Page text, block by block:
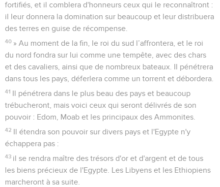
fortifiés, et il comblera d'honneurs ceux qui le reconnaîtront :
il leur donnera la domination sur beaucoup et leur distribuera
des terres en guise de récompense.
40 » Au moment de la fin, le roi du sud l’affrontera, et le roi
du nord fondra sur lui comme une tempête, avec des chars
et des cavaliers, ainsi que de nombreux bateaux. Il pénétrera
dans tous les pays, déferlera comme un torrent et débordera.
41 Il pénétrera dans le plus beau des pays et beaucoup
trébucheront, mais voici ceux qui seront délivrés de son
pouvoir : Edom, Moab et les principaux des Ammonites.
42 Il étendra son pouvoir sur divers pays et l'Egypte n'y
échappera pas :
43 il se rendra maître des trésors d'or et d'argent et de tous
les biens précieux de l'Egypte. Les Libyens et les Ethiopiens
marcheront à sa suite.